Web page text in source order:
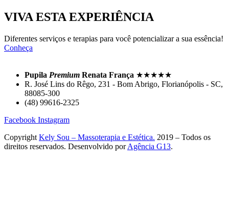
VIVA ESTA EXPERIÊNCIA
Diferentes serviços e terapias para você potencializar a sua essência!
Conheça
Pupila Premium Renata França ★★★★★
R. José Lins do Rêgo, 231 - Bom Abrigo, Florianópolis - SC,
88085-300
(48) 99616-2325
Facebook Instagram
Copyright Kely Sou – Massoterapia e Estética. 2019 – Todos os
direitos reservados. Desenvolvido porAgência G13.